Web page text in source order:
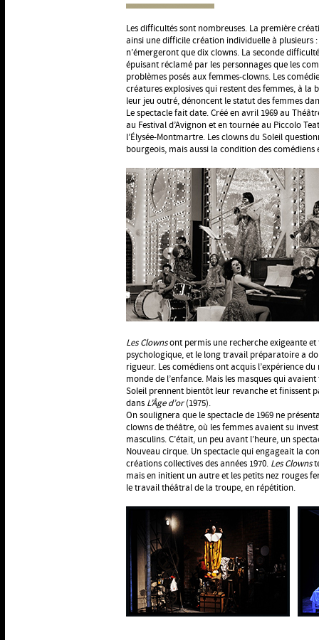
Les difficultés sont nombreuses. La première
ainsi une difficile création individuelle à plusieurs
n’émergeront que dix clowns. La seconde
épuisant réclamé par les personnages que les
problèmes posés aux femmes-clowns. Les
créatures explosives qui restent des femmes, à la
leur jeu outré, dénoncent le statut des femmes
Le spectacle fait date. Créé en avril 1969 au
au Festival d’Avignon et en tournée au Piccolo
l’Élysée-Montmartre. Les clowns du Soleil
bourgeois, mais aussi la condition des comédiens
Les Clownsont permis une recherche exigeante
psychologique, et le long travail préparatoire a
rigueur. Les comédiens ont acquis l’expérience
monde de l’enfance. Mais les masques qui
Soleil prennent bientôt leur revanche et finissent
dans L’Âge d’or(1975).
On soulignera que le spectacle de 1969 ne
clowns de théâtre, où les femmes avaient su
masculins. C’était, un peu avant l’heure, un
Nouveau cirque. Un spectacle qui engageait la
créations collectives des années 1970. Les Clowns
mais en initient un autre et les petits nez rouges
le travail théâtral de la troupe, en répétition.